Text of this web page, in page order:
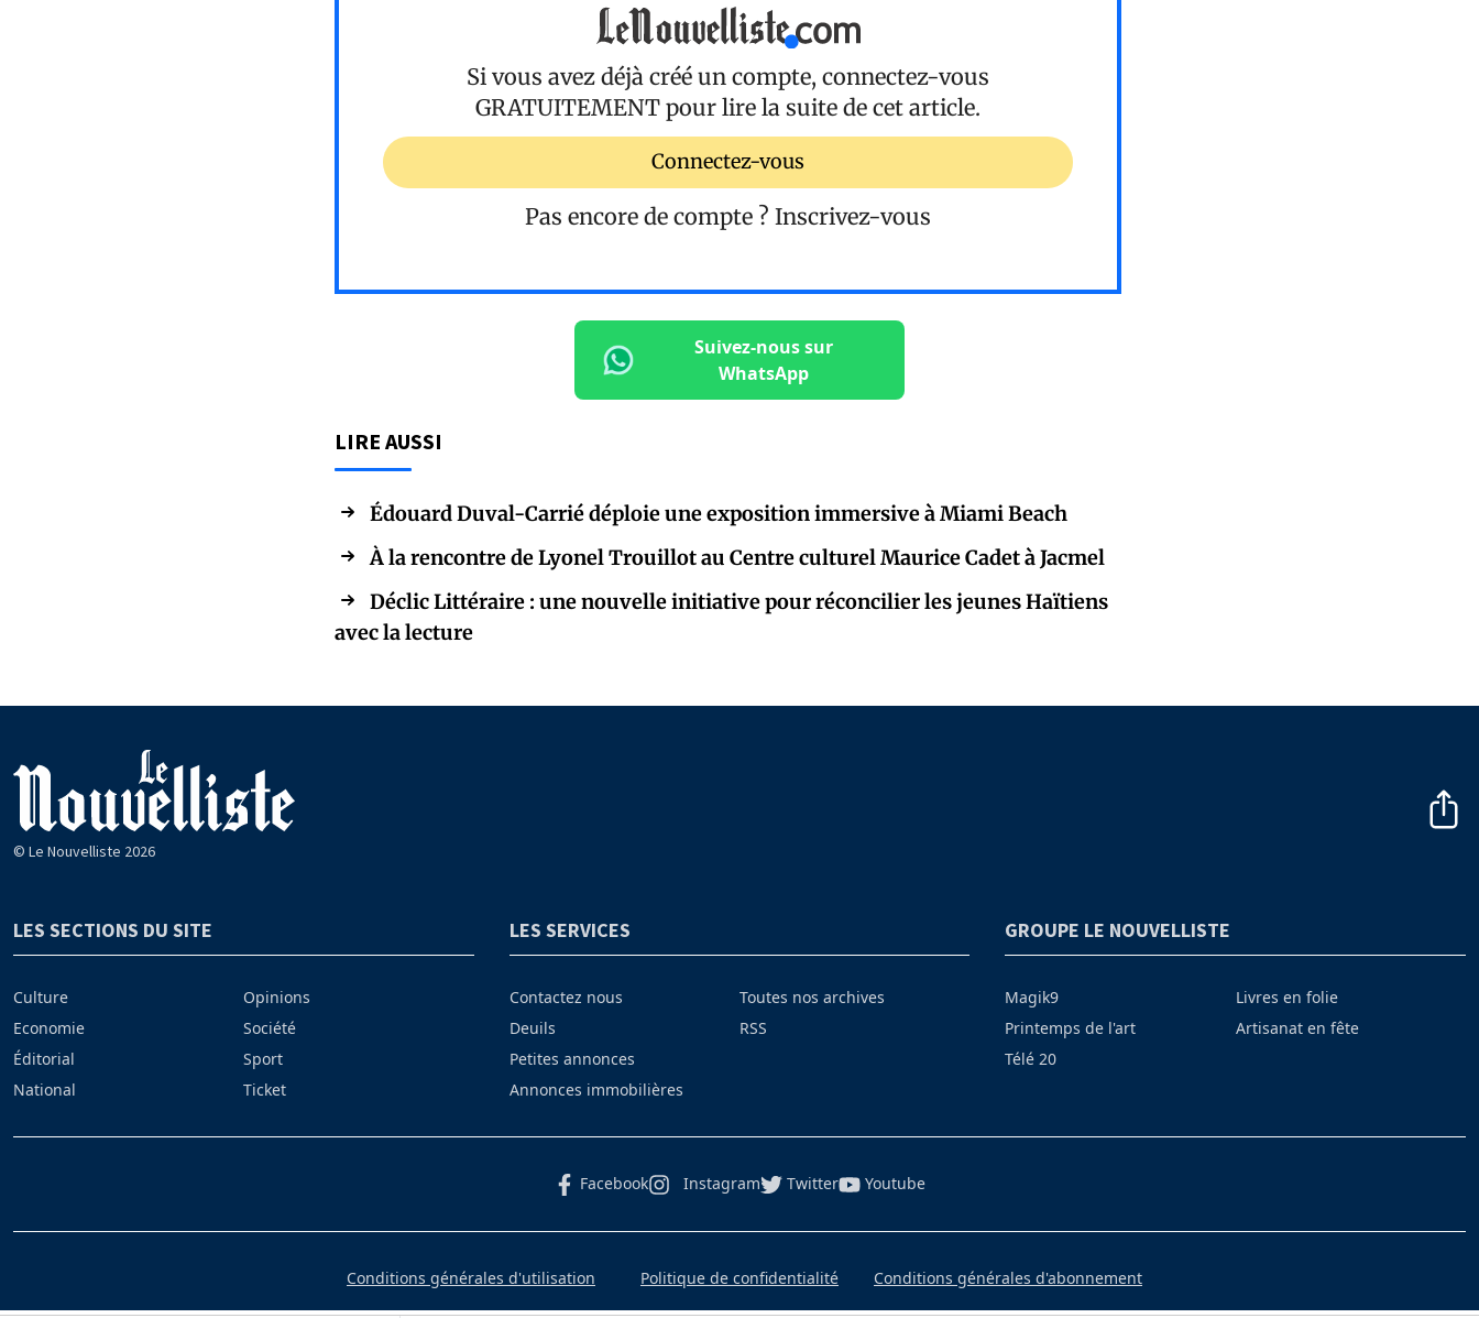
Si vous avez déjà créé un compte, connectez-vous
GRATUITEMENT pour lire la suite de cet article.
Connectez-vous
Pas encore de compte ? Inscrivez-vous
Suivez-nous sur
WhatsApp
LIRE AUSSI
Édouard Duval-Carrié déploie une exposition immersive à Miami Beach
À la rencontre de Lyonel Trouillot au Centre culturel Maurice Cadet à Jacmel
Déclic Littéraire : une nouvelle initiative pour réconcilier les jeunes Haïtiens
avec la lecture
© Le Nouvelliste 2026
LES SECTIONS DU SITE
Culture
Economie
Éditorial
National
Opinions
Société
Sport
Ticket
LES SERVICES
Contactez nous
Deuils
Petites annonces
Annonces immobilières
Toutes nos archives
RSS
GROUPE LE NOUVELLISTE
Magik9
Printemps de l'art
Télé 20
Livres en folie
Artisanat en fête
Facebook Instagram Twitter Youtube
Conditions générales d'utilisation Politique de confidentialité Conditions générales d'abonnement